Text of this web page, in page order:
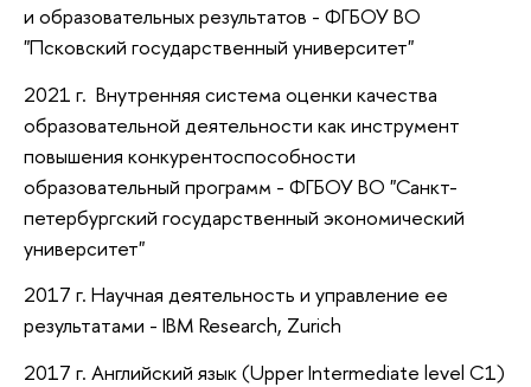
и образовательных результатов - ФГБОУ ВО
"Псковский государственный университет"
2021 г. Внутренняя система оценки качества
образовательной деятельности как инструмент
повышения конкурентоспособности
образовательный программ - ФГБОУ ВО "Санкт-
петербургский государственный экономический
университет"
2017 г. Научная деятельность и управление ее
результатами - IBM Research, Zurich
2017 г. Английский язык (Upper Intermediate level C1)